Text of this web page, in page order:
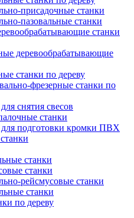
присадочные станки
пазовальные станки
станки
деревообрабатывающие
станки по дереву
фрезерные станки по
снятия свесов
станки
подготовки кромки ПВХ
станки
станки
рейсмусовые станки
станки
по дереву